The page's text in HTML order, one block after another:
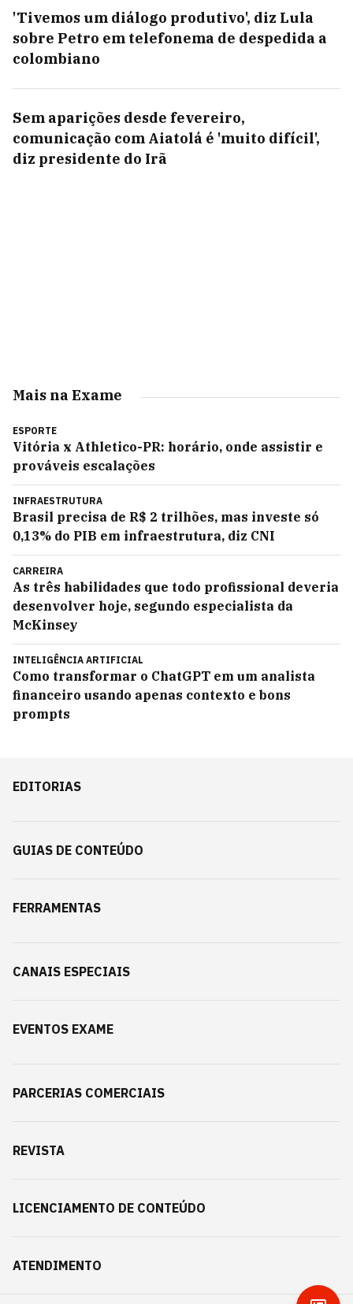
'Tivemos um diálogo produtivo', diz Lula
sobre Petro em telefonema de despedida a
colombiano
Sem aparições desde fevereiro,
comunicação com Aiatolá é 'muito difícil',
diz presidente do Irã
Mais na Exame
ESPORTE
Vitória x Athletico-PR: horário, onde assistir e
prováveis escalações
INFRAESTRUTURA
Brasil precisa de R$ 2 trilhões, mas investe só
0,13% do PIB em infraestrutura, diz CNI
CARREIRA
As três habilidades que todo profissional deveria
desenvolver hoje, segundo especialista da
McKinsey
INTELIGÊNCIA ARTIFICIAL
Como transformar o ChatGPT em um analista
financeiro usando apenas contexto e bons
prompts
EDITORIAS
GUIAS DE CONTEÚDO
FERRAMENTAS
CANAIS ESPECIAIS
EVENTOS EXAME
PARCERIAS COMERCIAIS
REVISTA
LICENCIAMENTO DE CONTEÚDO
ATENDIMENTO